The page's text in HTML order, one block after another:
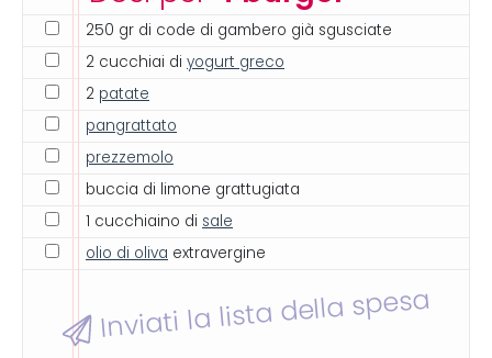
250 gr di code di gambero già sgusciate
2 cucchiai di yogurt greco
2 patate
pangrattato
prezzemolo
buccia di limone grattugiata
1 cucchiaino di sale
olio di oliva extravergine
Inviati la lista della spesa